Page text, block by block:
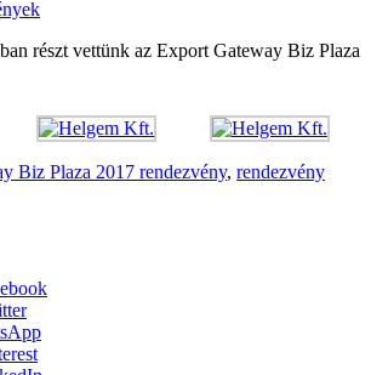
részt vettünk az Export Gateway Biz Plaza
Biz Plaza 2017 rendezvény, rendezvény